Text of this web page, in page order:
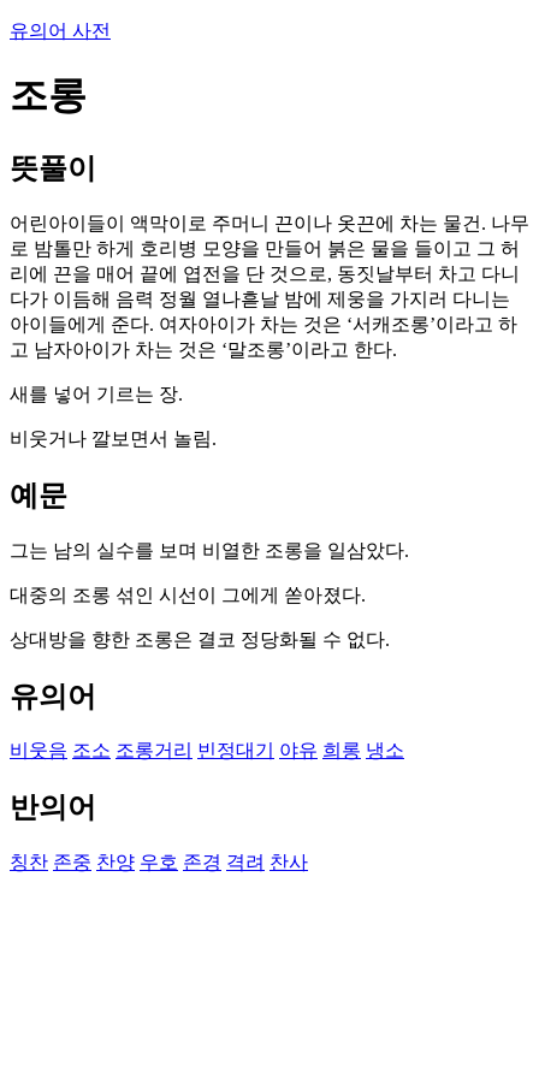
유의어 사전
조롱
뜻풀이
어린아이들이 액막이로 주머니 끈이나 옷끈에 차는 물건. 나무
로 밤톨만 하게 호리병 모양을 만들어 붉은 물을 들이고 그 허
리에 끈을 매어 끝에 엽전을 단 것으로, 동짓날부터 차고 다니
다가 이듬해 음력 정월 열나흗날 밤에 제웅을 가지러 다니는
아이들에게 준다. 여자아이가 차는 것은 ‘서캐조롱’이라고 하
고 남자아이가 차는 것은 ‘말조롱’이라고 한다.
새를 넣어 기르는 장.
비웃거나 깔보면서 놀림.
예문
그는 남의 실수를 보며 비열한 조롱을 일삼았다.
대중의 조롱 섞인 시선이 그에게 쏟아졌다.
상대방을 향한 조롱은 결코 정당화될 수 없다.
유의어
비웃음 조소 조롱거리 빈정대기 야유 희롱 냉소
반의어
칭찬 존중 찬양 우호 존경 격려 찬사